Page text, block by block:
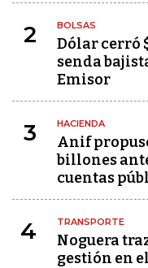
2 BOLSAS
Dólar cerró
senda
Emisor
3 HACIENDA
Anif
billones
cuentas
4 TRANSPORTE
Noguera
gestión en